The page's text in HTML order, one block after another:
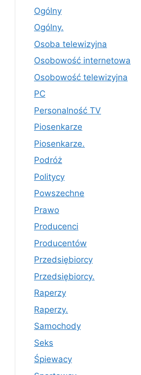
Ogólny
Ogólny.
Osoba telewizyjna
Osobowość internetowa
Osobowość telewizyjna
PC
Personalność TV
Piosenkarze
Piosenkarze.
Podróż
Politycy
Powszechne
Prawo
Producenci
Producentów
Przedsiębiorcy
Przedsiębiorcy.
Raperzy
Raperzy.
Samochody
Seks
Śpiewacy